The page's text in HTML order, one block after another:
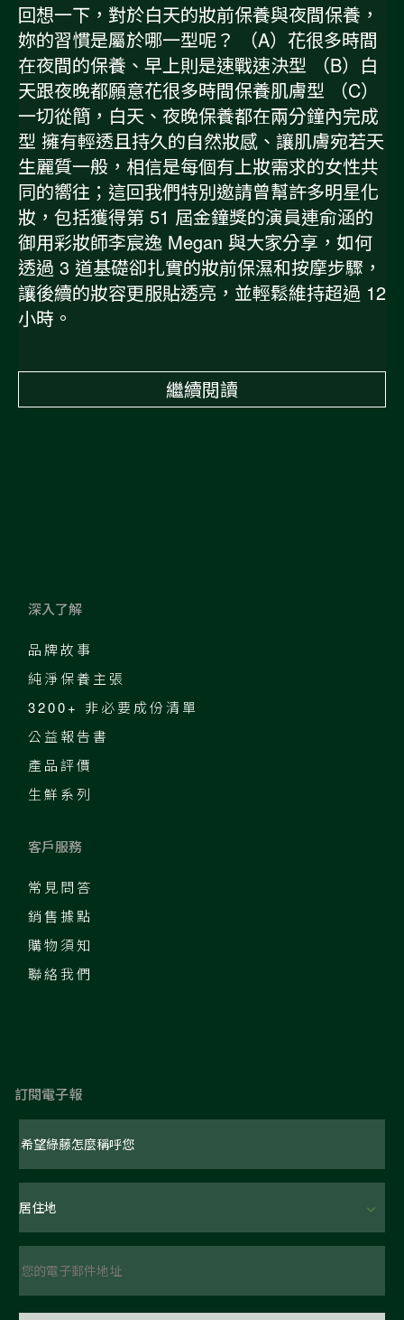
回想一下，對於白天的妝前保養與夜間保養，
妳的習慣是屬於哪一型呢？ （A）花很多時間
在夜間的保養、早上則是速戰速決型 （B）白
天跟夜晚都願意花很多時間保養肌膚型 （C）
一切從簡，白天、夜晚保養都在兩分鐘內完成
型 擁有輕透且持久的自然妝感、讓肌膚宛若天
生麗質一般，相信是每個有上妝需求的女性共
同的嚮往；這回我們特別邀請曾幫許多明星化
妝，包括獲得第 51 屆金鐘獎的演員連俞涵的
御用彩妝師李宸逸 Megan 與大家分享，如何
透過 3 道基礎卻扎實的妝前保濕和按摩步驟，
讓後續的妝容更服貼透亮，並輕鬆維持超過 12
小時。
繼續閱讀
深入了解
品牌故事
純淨保養主張
3200+ 非必要成份清單
公益報告書
產品評價
生鮮系列
客戶服務
常見問答
銷售據點
購物須知
聯絡我們
訂閱電子報